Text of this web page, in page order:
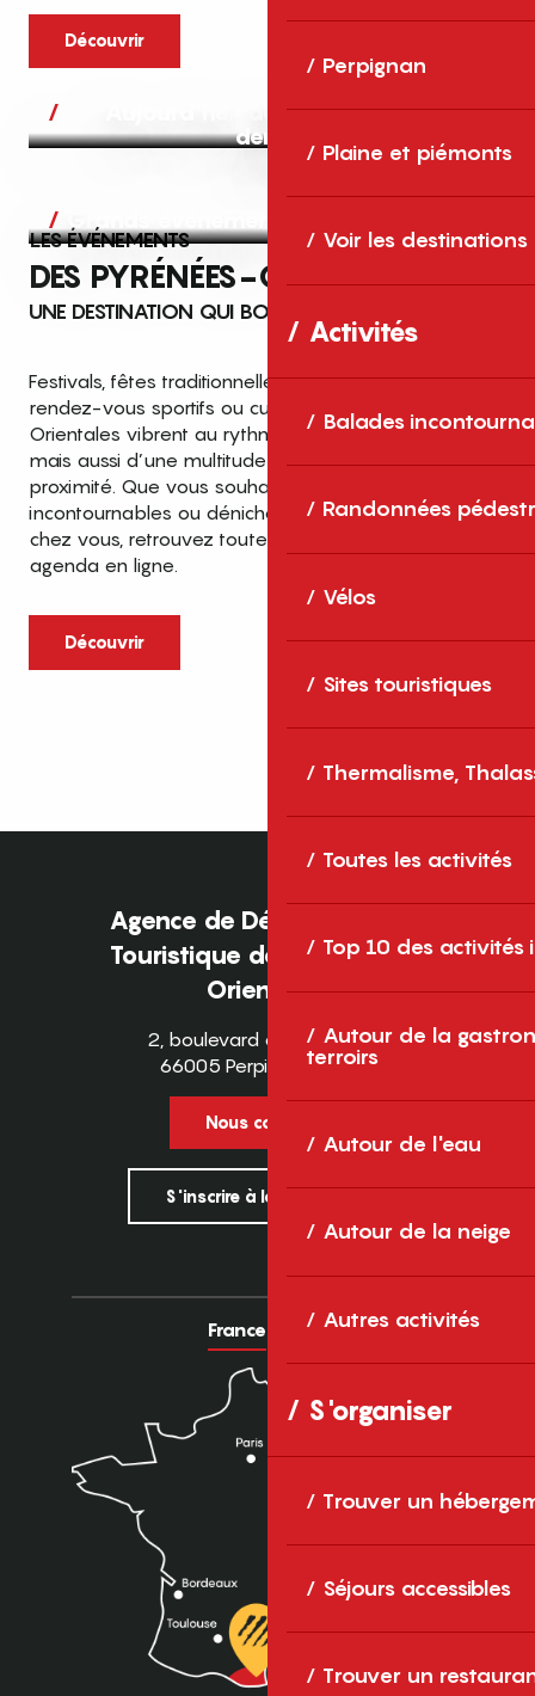
Perpignan
Plaine et piémonts
Voir les destinations
Activités
Balades
Randonnées
Vélos
Sites touristiques
Thermalisme,
Toutes les activités
Top 10 des activités
Autour de la
terroirs
Autour de l'eau
Autour de la neige
Autres activités
S'organiser
Trouver un
Séjours accessibles
Trouver un
Découvrir
Aujourd’hui, demain et après-
demain
Grands événements
LES ÉVÉNEMENTS
DES PYRÉNÉES-ORIENTALES
UNE DESTINATION QUI BOUGE TOUTE L’ANNÉE
Festivals, fêtes traditionnelles, concerts, expositions,
rendez-vous sportifs ou culturels… les Pyrénées-
Orientales vibrent au rythme de grands temps forts
mais aussi d’une multitude d’événements de
proximité. Que vous souhaitiez vivre les
incontournables ou dénicher des sorties près de
chez vous, retrouvez toutes les infos dans notre
agenda en ligne.
Découvrir
Top des événements et sorties
en famille
cet été dans les Pyrénées-Orientales
Entre mer Méditerranée, villages de
caractère et grands espaces naturels, les
Pyrénées-Orientales sont une destination
idéale pour partager des moments en
famille tout au long...
Agence de Développement
Touristique des Pyrénées-
Orientales
2, boulevard des Pyrénées
66005 Perpignan Cedex
Nous contacter
S'inscrire à la newsletter
France Europe